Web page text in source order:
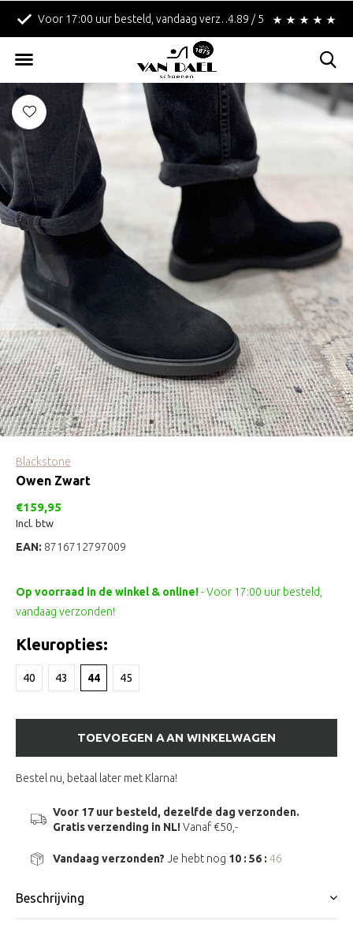
uur besteld, vandaag verzonden! Betaal achteraf met Klarna!
4.89 / 5
Blackstone
Owen Zwart
€159,95
Incl. btw
EAN: 8716712797009
Op voorraad in de winkel & online!- Voor 17:00 uur besteld,
vandaag verzonden!
Kleuropties:
40 43 44 45
TOEVOEGEN AAN WINKELWAGEN
Bestel nu, betaal later met Klarna!
Voor 17 uur besteld, dezelfde dag verzonden.
Gratis verzending in NL!Vanaf €50,-
Vandaag verzonden? Je hebt nog 10 : 56 : 45
Beschrijving